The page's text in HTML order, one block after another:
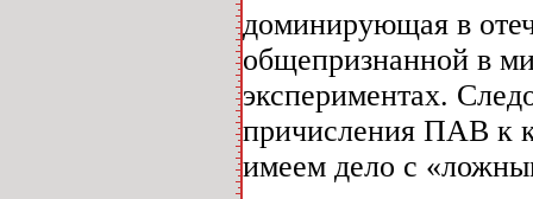
доминирующая в
общепризнанной в
экспериментах.
причисления ПАВ к
имеем дело с